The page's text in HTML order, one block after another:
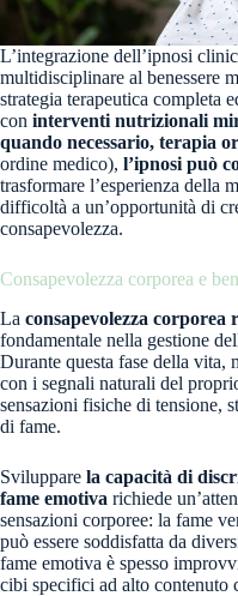
L’integrazione dell’ipnosi
multidisciplinare al benessere
strategia terapeutica completa
con interventi nutrizionali
quando necessario, terapia
ordine medico), l’ipnosi può
trasformare l’esperienza della
difficoltà a un’opportunità di
consapevolezza.
Consapevolezza corporea e
La consapevolezza corporea
fondamentale nella gestione
Durante questa fase della vita,
con i segnali naturali del
sensazioni fisiche di tensione,
di fame.
Sviluppare la capacità di
fame emotiva richiede
sensazioni corporee: la fame
può essere soddisfatta da
fame emotiva è spesso
cibi specifici ad alto contenuto